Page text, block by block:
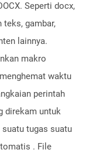
Seperti docx,
teks, gambar,
lainnya.
makro
waktu
perintah
direkam untuk
tugas suatu
. File